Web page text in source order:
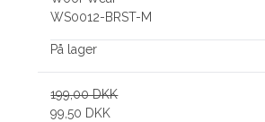
WS0012-BRST-M
På lager
199,00 DKK
99,50 DKK